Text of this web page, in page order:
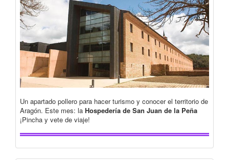
Un apartado pollero para hacer turismo y conocer el territorio de
Aragón. Este mes: la Hospedería de San Juan de la Peña
¡Pincha y vete de viaje!